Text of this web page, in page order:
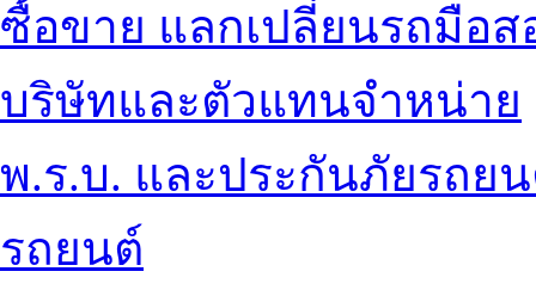
ซื้อขาย แลกเปลี่ยนรถมือส
บริษัทและตัวแทนจำหน่าย
พ.ร.บ. และประกันภัยรถย
รถยนต์